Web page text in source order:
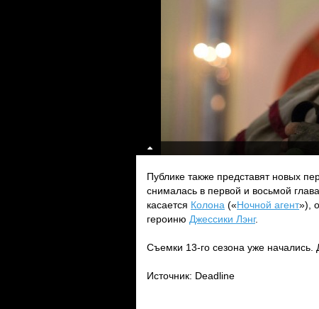
Публике также представят новых
снималась в первой и восьмой
касается Колона («Ночной агент»),
героиню Джессики Лэнг.
Съемки 13-го сезона уже начались.
Источник: Deadline